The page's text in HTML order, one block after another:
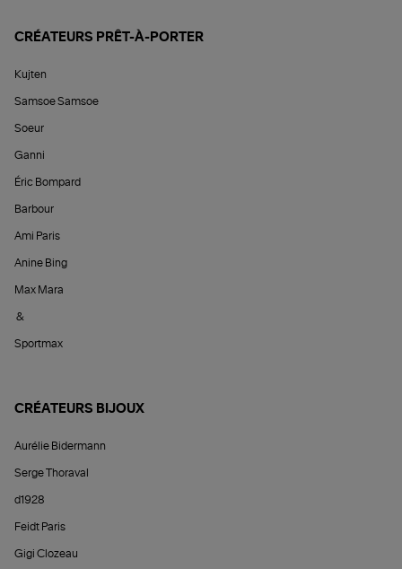
CRÉATEURS PRÊT-À-PORTER
Kujten
Samsoe Samsoe
Soeur
Ganni
Éric Bompard
Barbour
Ami Paris
Anine Bing
Max Mara
&
Sportmax
CRÉATEURS BIJOUX
Aurélie Bidermann
Serge Thoraval
d1928
Feidt Paris
Gigi Clozeau